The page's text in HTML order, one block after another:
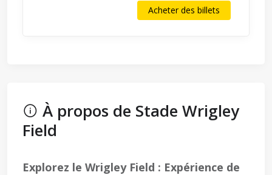
Acheter des billets
À propos de Stade Wrigley
Field
Explorez le Wrigley Field : Expérience de